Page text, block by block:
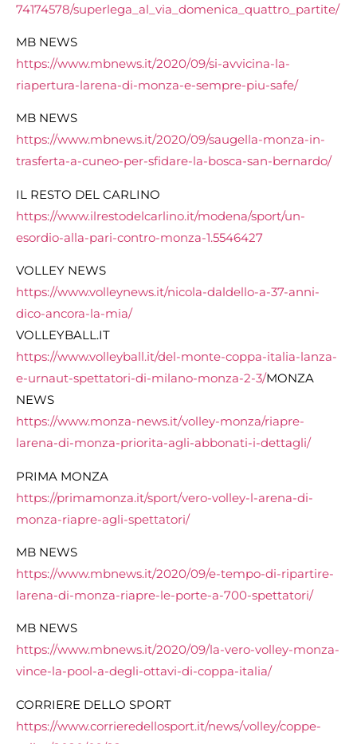
74174578/superlega_al_via_domenica_quattro_partite/
MB NEWS
https://www.mbnews.it/2020/09/si-avvicina-la-
riapertura-larena-di-monza-e-sempre-piu-safe/
MB NEWS
https://www.mbnews.it/2020/09/saugella-monza-in-
trasferta-a-cuneo-per-sfidare-la-bosca-san-bernardo/
IL RESTO DEL CARLINO
https://www.ilrestodelcarlino.it/modena/sport/un-
esordio-alla-pari-contro-monza-1.5546427
VOLLEY NEWS
https://www.volleynews.it/nicola-daldello-a-37-anni-
dico-ancora-la-mia/
VOLLEYBALL.IT
https://www.volleyball.it/del-monte-coppa-italia-lanza-
e-urnaut-spettatori-di-milano-monza-2-3/MONZA
NEWS
https://www.monza-news.it/volley-monza/riapre-
larena-di-monza-priorita-agli-abbonati-i-dettagli/
PRIMA MONZA
https://primamonza.it/sport/vero-volley-l-arena-di-
monza-riapre-agli-spettatori/
MB NEWS
https://www.mbnews.it/2020/09/e-tempo-di-ripartire-
larena-di-monza-riapre-le-porte-a-700-spettatori/
MB NEWS
https://www.mbnews.it/2020/09/la-vero-volley-monza-
vince-la-pool-a-degli-ottavi-di-coppa-italia/
CORRIERE DELLO SPORT
https://www.corrieredellosport.it/news/volley/coppe-